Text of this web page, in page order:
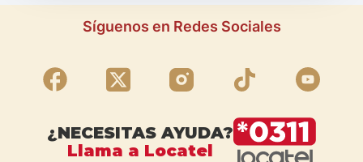
Síguenos en Redes Sociales
¿NECESITAS AYUDA?
Llama a Locatel